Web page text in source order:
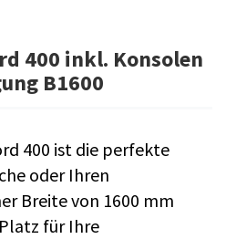
400 inkl. Konsolen
B1600
400 ist die perfekte
oder Ihren
Breite von 1600 mm
für Ihre